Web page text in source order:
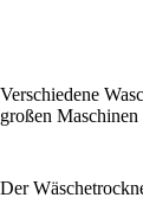
Verschiedene
großen Maschinen
Der